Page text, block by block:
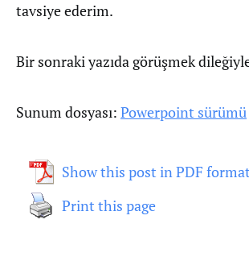
tavsiye ederim.
Bir sonraki yazıda görüşmek
Sunum dosyası: Powerpoint sürümü
Show this post in PDF format
Print this page